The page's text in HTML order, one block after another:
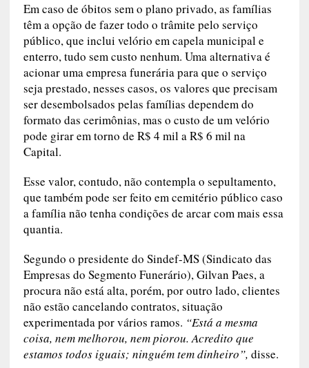
Em caso de óbitos sem o plano privado, as famílias
têm a opção de fazer todo o trâmite pelo serviço
público, que inclui velório em capela municipal e
enterro, tudo sem custo nenhum. Uma alternativa é
acionar uma empresa funerária para que o serviço
seja prestado, nesses casos, os valores que precisam
ser desembolsados pelas famílias dependem do
formato das cerimônias, mas o custo de um velório
pode girar em torno de R$ 4 mil a R$ 6 mil na
Capital.
Esse valor, contudo, não contempla o sepultamento,
que também pode ser feito em cemitério público caso
a família não tenha condições de arcar com mais essa
quantia.
Segundo o presidente do Sindef-MS (Sindicato das
Empresas do Segmento Funerário), Gilvan Paes, a
procura não está alta, porém, por outro lado, clientes
não estão cancelando contratos, situação
experimentada por vários ramos. “Está a mesma
coisa, nem melhorou, nem piorou. Acredito que
estamos todos iguais; ninguém tem dinheiro”, disse.